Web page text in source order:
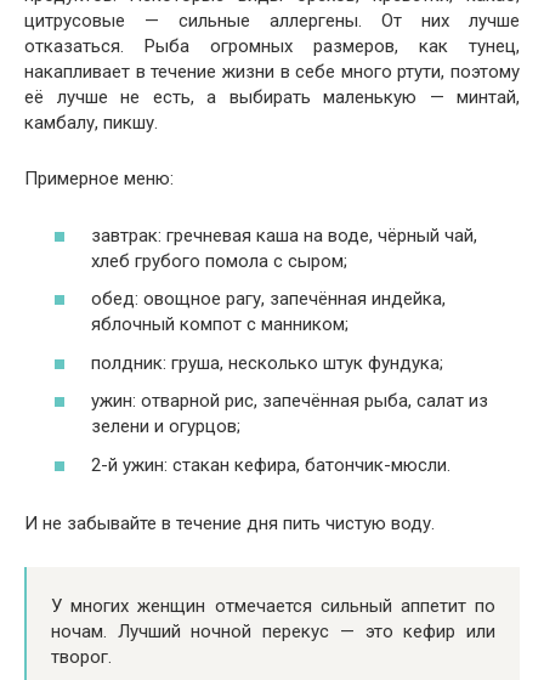
цитрусовые — сильные аллергены. От них лучше
отказаться. Рыба огромных размеров, как тунец,
накапливает в течение жизни в себе много ртути, поэтому
её лучше не есть, а выбирать маленькую — минтай,
камбалу, пикшу.
Примерное меню:
завтрак: гречневая каша на воде, чёрный чай,
хлеб грубого помола с сыром;
обед: овощное рагу, запечённая индейка,
яблочный компот с манником;
полдник: груша, несколько штук фундука;
ужин: отварной рис, запечённая рыба, салат из
зелени и огурцов;
2-й ужин: стакан кефира, батончик-мюсли.
И не забывайте в течение дня пить чистую воду.
У многих женщин отмечается сильный аппетит по
ночам. Лучший ночной перекус — это кефир или
творог.